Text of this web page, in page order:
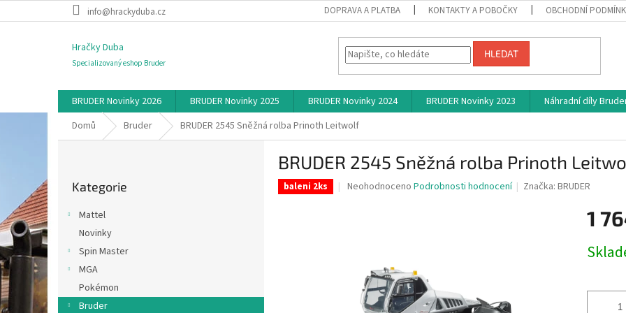
na
info@hrackyduba.cz DOPRAVA A PLATBA KONTAKTY A POBOČKY OBCHODNÍ
Hračky Duba
Specializovaný eshop Bruder
HLEDAT
BRUDER Novinky 2026 BRUDER Novinky 2025 BRUDER Novinky 2024 BRUDER Novinky 2023 Náhradní díly
Domů
Bruder BRUDER 2545 Sněžná rolba Prinoth Leitwolf
a
kategorie
Kategorie
Mattel
Novinky
Spin Master
MGA
Pokémon
Bruder
BRUDER 2545 Sněžná rolba Prinoth
baleni 2ks
Průměrné
hvězdiček.
Neohodnoceno Podrobnosti hodnocení Značka:BRUDER
1
cena: